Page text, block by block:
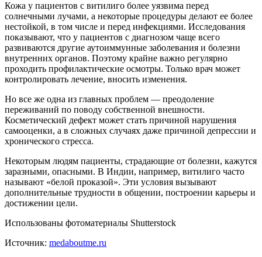
Кожа у пациентов с витилиго более уязвима перед
солнечными лучами, а некоторые процедуры делают ее более
нестойкой, в том числе и перед инфекциями. Исследования
показывают, что у пациентов с диагнозом чаще всего
развиваются другие аутоиммунные заболевания и болезни
внутренних органов. Поэтому крайне важно регулярно
проходить профилактические осмотры. Только врач может
контролировать лечение, вносить изменения.
Но все же одна из главных проблем — преодоление
переживаний по поводу собственной внешности.
Косметический дефект может стать причиной нарушения
самооценки, а в сложных случаях даже причиной депрессии и
хронического стресса.
Некоторым людям пациенты, страдающие от болезни, кажутся
заразными, опасными. В Индии, например, витилиго часто
называют «белой проказой». Эти условия вызывают
дополнительные трудности в общении, построении карьеры и
достижении цели.
Использованы фотоматериалы Shutterstock
Источник: medaboutme.ru